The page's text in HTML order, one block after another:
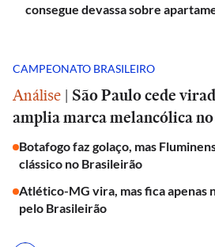
consegue devassa sobre
CAMPEONATO BRASILEIRO
Análise | São Paulo cede
amplia marca melancólica
Botafogo faz golaço, mas
clássico no Brasileirão
Atlético-MG vira, mas fica apenas
pelo Brasileirão